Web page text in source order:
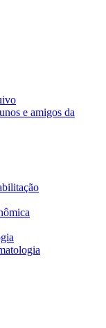
e amigos da